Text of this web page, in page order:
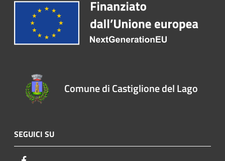
Comune di Castiglione del Lago
SEGUICI SU